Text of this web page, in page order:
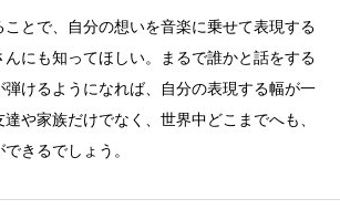
ことで、自分の想いを音楽に乗せて表現する
んにも知ってほしい。まるで誰かと話をする
けるようになれば、自分の表現する幅が一
や家族だけでなく、世界中どこまでへも、
きるでしょう。